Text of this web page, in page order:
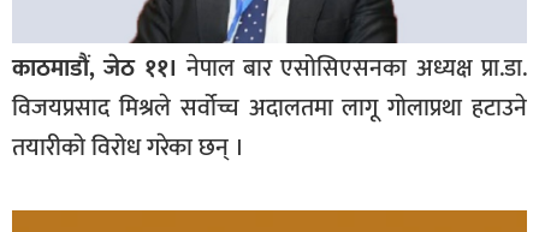
काठमाडौं, जेठ ११। नेपाल बार एसोसिएसनका अध्यक्ष प्रा.डा.
विजयप्रसाद मिश्रले सर्वोच्च अदालतमा लागू गोलाप्रथा हटाउने
तयारीको विरोध गरेका छन् ।